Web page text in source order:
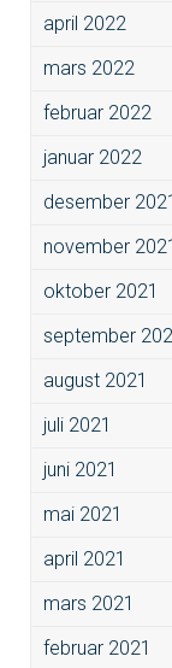
april 2022
mars 2022
februar 2022
januar 2022
desember 2021
november 2021
oktober 2021
september
august 2021
juli 2021
juni 2021
mai 2021
april 2021
mars 2021
februar 2021